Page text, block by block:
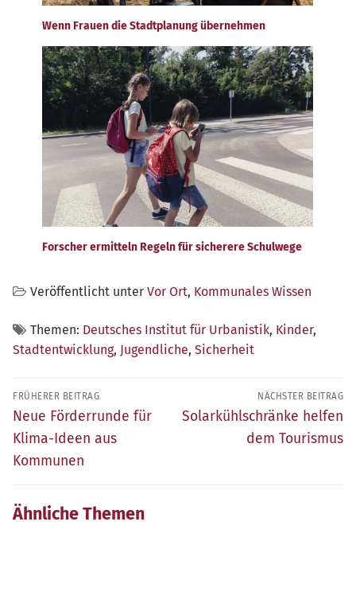
Wenn Frauen die Stadtplanung übernehmen
Forscher ermitteln Regeln für sicherere Schulwege
Veröffentlicht unter Vor Ort, Kommunales Wissen
Themen: Deutsches Institut für Urbanistik, Kinder,
Stadtentwicklung, Jugendliche, Sicherheit
Beitragsnavigation
FRÜHERER BEITRAG
Früherer
Beitrag:
Neue Förderrunde für
Klima-Ideen aus
Kommunen
NÄCHSTER BEITRAG
Nächster
Solarkühlschränke helfen
dem Tourismus
Ähnliche Themen